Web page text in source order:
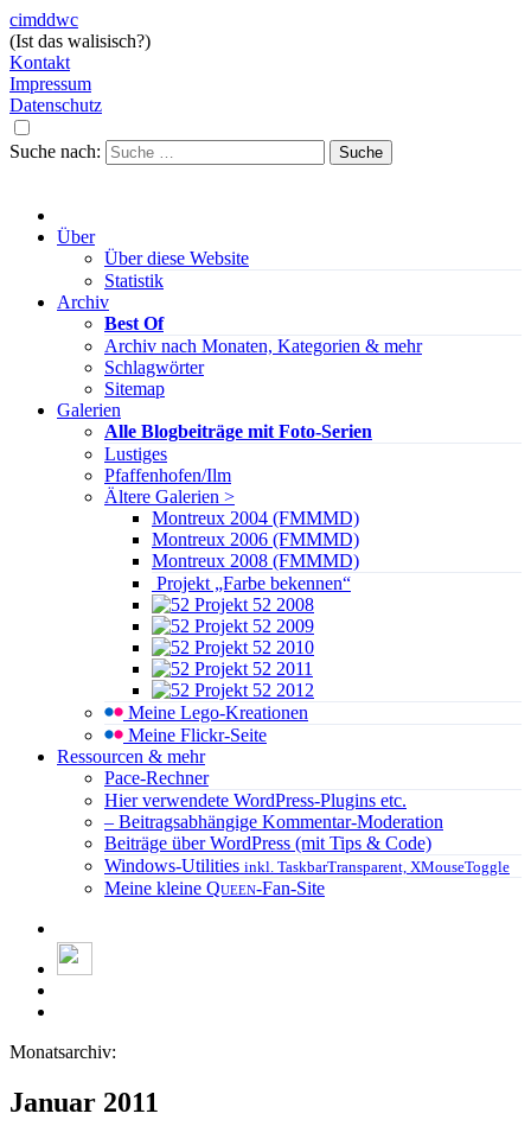
cimddwc
(Ist das walisisch?)
Kontakt
Impressum
Datenschutz
Suche nach:
Über
Über diese Website
Statistik
Archiv
Best Of
Archiv nach Monaten, Kategorien & mehr
Schlagwörter
Sitemap
Galerien
Alle Blogbeiträge mit Foto-Serien
Lustiges
Pfaffenhofen/Ilm
Ältere Galerien >
Montreux 2004 (FMMMD)
Montreux 2006 (FMMMD)
Montreux 2008 (FMMMD)
Projekt „Farbe bekennen“
Projekt 52 2008
Projekt 52 2009
Projekt 52 2010
Projekt 52 2011
Projekt 52 2012
Meine Lego-Kreationen
Meine Flickr-Seite
Ressourcen & mehr
Pace-Rechner
Hier verwendete WordPress-Plugins etc.
– Beitragsabhängige Kommentar-Moderation
Beiträge über WordPress (mit Tips & Code)
Windows-Utilities inkl. TaskbarTransparent, XMouseToggle
Meine kleine Queen-Fan-Site
Monatsarchiv:
Januar 2011